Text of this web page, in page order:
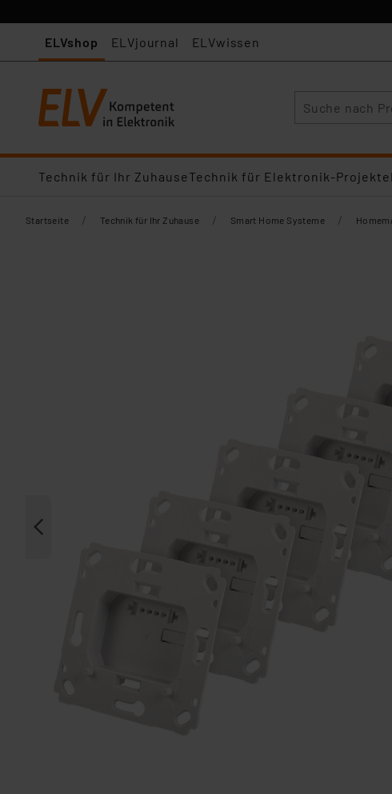
ELVshop ELVjournal ELVwissen
Technik für Ihr ZuhauseTechnik für Elektronik-Projekte
Startseite / Technik für Ihr Zuhause / Smart Home Systeme /